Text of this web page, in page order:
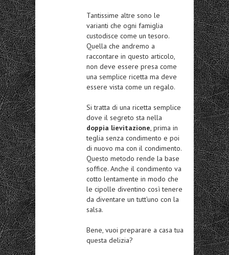
Tantissime altre sono le
varianti che ogni famiglia
custodisce come un tesoro.
Quella che andremo a
raccontare in questo articolo,
non deve essere presa come
una semplice ricetta ma deve
essere vista come un regalo.
Si tratta di una ricetta semplice
dove il segreto sta nella
doppia lievitazione, prima in
teglia senza condimento e poi
di nuovo ma con il condimento.
Questo metodo rende la base
soffice. Anche il condimento va
cotto lentamente in modo che
le cipolle diventino così tenere
da diventare un tutt’uno con la
salsa.
Bene, vuoi preparare a casa tua
questa delizia?